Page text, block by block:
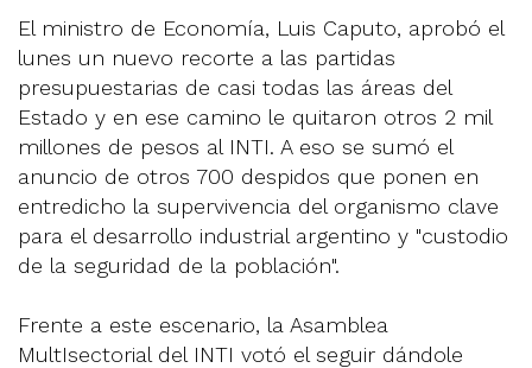
El ministro de Economía, Luis Caputo, aprobó el
lunes un nuevo recorte a las partidas
presupuestarias de casi todas las áreas del
Estado y en ese camino le quitaron otros 2 mil
millones de pesos al INTI. A eso se sumó el
anuncio de otros 700 despidos que ponen en
entredicho la supervivencia del organismo clave
para el desarrollo industrial argentino y "custodio
de la seguridad de la población".
Frente a este escenario, la Asamblea
MultIsectorial del INTI votó el seguir dándole